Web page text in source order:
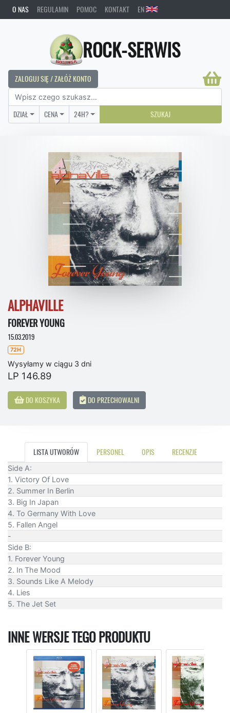
O NAS REGULAMIN POMOC KONTAKT EN
ROCK-SERWIS
ZALOGUJ SIĘ / ZAŁÓŻ KONTO
DZIAŁ CENA 24H? SZUKAJ
ALPHAVILLE
FOREVER YOUNG
15.03.2019
72H
Wysyłamy w ciągu 3 dni
LP 146.89
DO KOSZYKA DO PRZECHOWALNI
LISTA UTWORÓW PERSONEL OPIS RECENZJE
Side A:
1. Victory Of Love
2. Summer In Berlin
3. Big In Japan
4. To Germany With Love
5. Fallen Angel
-
Side B:
1. Forever Young
2. In The Mood
3. Sounds Like A Melody
4. Lies
5. The Jet Set
INNE WERSJE TEGO PRODUKTU